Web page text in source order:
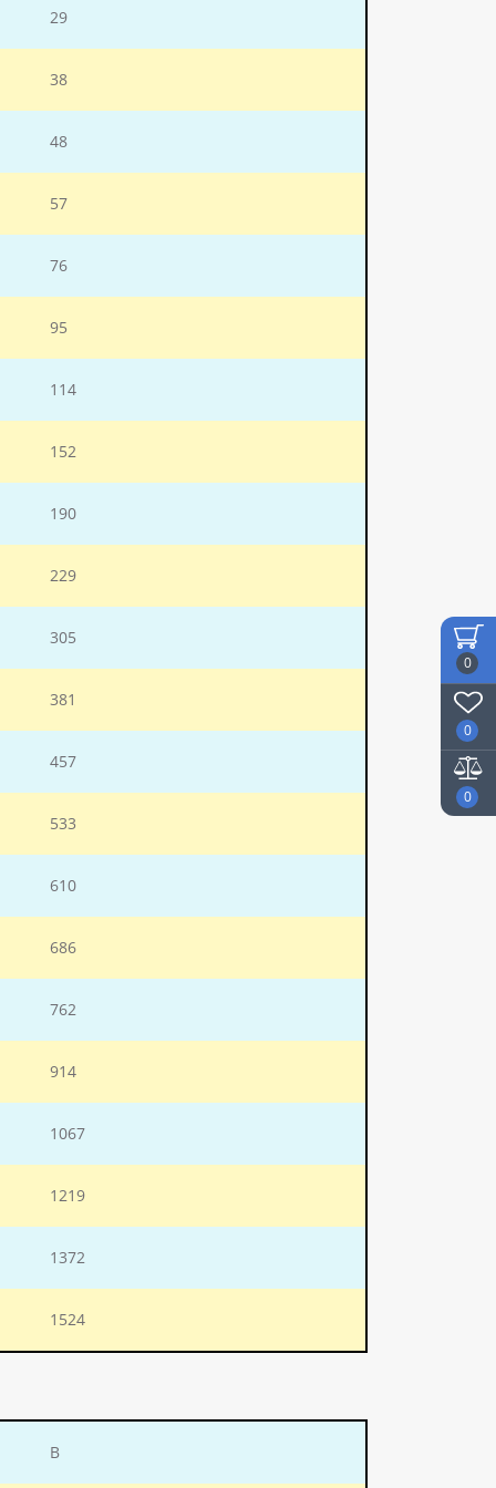
0
0
0
29
38
48
57
76
95
114
152
190
229
305
381
457
533
610
686
762
914
1067
1219
1372
1524
В